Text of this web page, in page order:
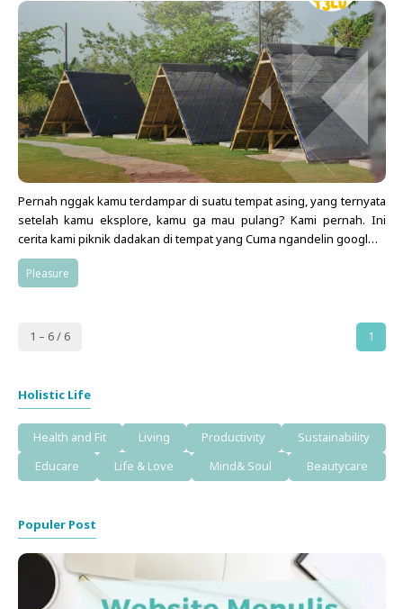
Pernah nggak kamu terdampar di suatu tempat asing, yang ternyata
setelah kamu eksplore, kamu ga mau pulang? Kami pernah. Ini
cerita kami piknik dadakan di tempat yang Cuma ngandelin googl…
Pleasure
1 – 6 / 6 1
Holistic Life
Health and Fit Living Productivity
Sustainability
Educare
Life & Love Mind& Soul Beautycare
Populer Post